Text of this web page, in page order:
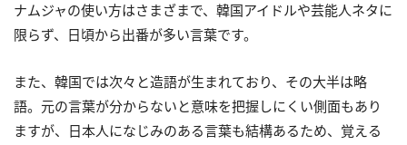
ナムジャの使い方はさまざまで、韓国アイドルや芸能人ネタに
限らず、日頃から出番が多い言葉です。
また、韓国では次々と造語が生まれており、その大半は略
語。元の言葉が分からないと意味を把握しにくい側面もあり
ますが、日本人になじみのある言葉も結構あるため、覚える